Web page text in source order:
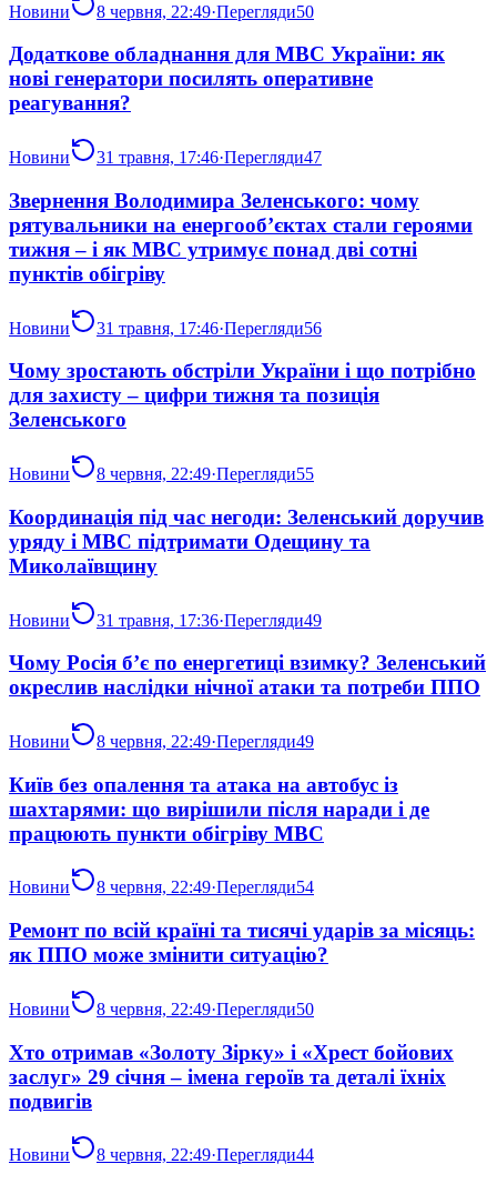
Новини 8 червня, 22:49·Перегляди50
Додаткове обладнання для МВС України: як
нові генератори посилять оперативне
реагування?
Новини 31 травня, 17:46·Перегляди47
Звернення Володимира Зеленського: чому
рятувальники на енергооб’єктах стали героями
тижня – і як МВС утримує понад дві сотні
пунктів обігріву
Новини 31 травня, 17:46·Перегляди56
Чому зростають обстріли України і що потрібно
для захисту – цифри тижня та позиція
Зеленського
Новини 8 червня, 22:49·Перегляди55
Координація під час негоди: Зеленський доручив
уряду і МВС підтримати Одещину та
Миколаївщину
Новини 31 травня, 17:36·Перегляди49
Чому Росія б’є по енергетиці взимку? Зеленський
окреслив наслідки нічної атаки та потреби ППО
Новини 8 червня, 22:49·Перегляди49
Київ без опалення та атака на автобус із
шахтарями: що вирішили після наради і де
працюють пункти обігріву МВС
Новини 8 червня, 22:49·Перегляди54
Ремонт по всій країні та тисячі ударів за місяць:
як ППО може змінити ситуацію?
Новини 8 червня, 22:49·Перегляди50
Хто отримав «Золоту Зірку» і «Хрест бойових
заслуг» 29 січня – імена героїв та деталі їхніх
подвигів
Новини 8 червня, 22:49·Перегляди44